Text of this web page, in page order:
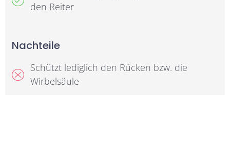
den Reiter
Nachteile
Schützt lediglich den Rücken bzw. die
Wirbelsäule